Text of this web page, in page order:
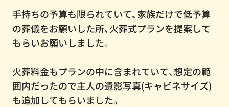
手持ちの予算も限られていて、家族だけで低予算
の葬儀をお願いした所、火葬式プランを提案して
もらいお願いしました。
火葬料金もプランの中に含まれていて、想定の範
囲内だったので主人の遺影写真(キャビネサイズ)
も追加してもらいました。